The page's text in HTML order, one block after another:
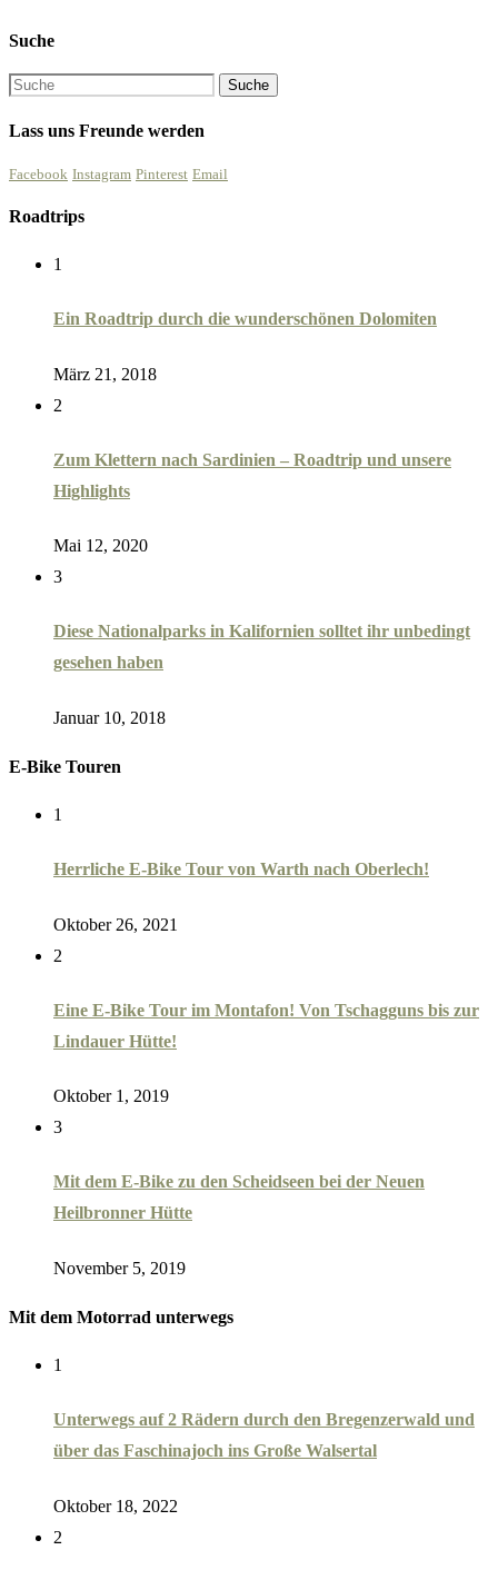
Suche
Lass uns Freunde werden
Facebook Instagram Pinterest Email
Roadtrips
1
Ein Roadtrip durch die wunderschönen Dolomiten
März 21, 2018
2
Zum Klettern nach Sardinien – Roadtrip und unsere
Highlights
Mai 12, 2020
3
Diese Nationalparks in Kalifornien solltet ihr unbedingt
gesehen haben
Januar 10, 2018
E-Bike Touren
1
Herrliche E-Bike Tour von Warth nach Oberlech!
Oktober 26, 2021
2
Eine E-Bike Tour im Montafon! Von Tschagguns bis zur
Lindauer Hütte!
Oktober 1, 2019
3
Mit dem E-Bike zu den Scheidseen bei der Neuen
Heilbronner Hütte
November 5, 2019
Mit dem Motorrad unterwegs
1
Unterwegs auf 2 Rädern durch den Bregenzerwald und
über das Faschinajoch ins Große Walsertal
Oktober 18, 2022
2